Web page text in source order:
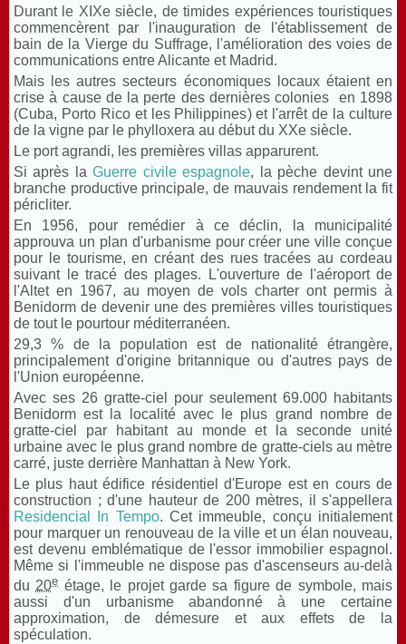
Durant le XIXe siècle, de timides expériences touristiques
commencèrent par l'inauguration de l'établissement de
bain de la Vierge du Suffrage, l'amélioration des voies de
communications entre Alicante et Madrid.
Mais les autres secteurs économiques locaux étaient en
crise à cause de la perte des dernières colonies en 1898
(Cuba, Porto Rico et les Philippines) et l'arrêt de la culture
de la vigne par le phylloxera au début du XXe siècle.
Le port agrandi, les premières villas apparurent.
Si après laGuerre civile espagnole, la pèche devint une
branche productive principale, de mauvais rendement la fit
péricliter.
En 1956, pour remédier à ce déclin, la municipalité
approuva un plan d'urbanisme pour créer une ville conçue
pour le tourisme, en créant des rues tracées au cordeau
suivant le tracé des plages. L'ouverture de l'aéroport de
l'Altet en 1967, au moyen de vols charter ont permis à
Benidorm de devenir une des premières villes touristiques
de tout le pourtour méditerranéen.
29,3 % de la population est de nationalité étrangère,
principalement d'origine britannique ou d'autres pays de
l'Union européenne.
Avec ses 26 gratte-ciel pour seulement 69.000 habitants
Benidorm est la localité avec le plus grand nombre de
gratte-ciel par habitant au monde et la seconde unité
urbaine avec le plus grand nombre de gratte-ciels au mètre
carré, juste derrière Manhattan à New York.
Le plus haut édifice résidentiel d'Europe est en cours de
construction ; d'une hauteur de 200 mètres, il s'appellera
Residencial In Tempo. Cet immeuble, conçu initialement
pour marquer un renouveau de la ville et un élan nouveau,
est devenu emblématique de l'essor immobilier espagnol.
Même si l'immeuble ne dispose pas d'ascenseurs au-delà
du 20e étage, le projet garde sa figure de symbole, mais
aussi d'un urbanisme abandonné à une certaine
approximation, de démesure et aux effets de la
spéculation.